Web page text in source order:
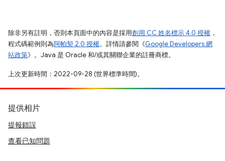
除非另有註明，否則本頁面中的內容是採用創用 CC 姓名標示 4.0 授權 ，
程式碼範例則為阿帕契 2.0 授權。詳情請參閱《Google Developers 網
站政策》。Java 是 Oracle 和/或其關聯企業的註冊商標。
上次更新時間：2022-09-28 (世界標準時間)。
提供相片
提報錯誤
查看已知問題